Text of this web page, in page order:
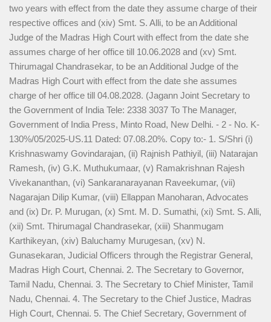
two years with effect from the date they assume charge of their
respective offices and (xiv) Smt. S. Alli, to be an Additional
Judge of the Madras High Court with effect from the date she
assumes charge of her office till 10.06.2028 and (xv) Smt.
Thirumagal Chandrasekar, to be an Additional Judge of the
Madras High Court with effect from the date she assumes
charge of her office till 04.08.2028. (Jagann Joint Secretary to
the Government of India Tele: 2338 3037 To The Manager,
Government of India Press, Minto Road, New Delhi. - 2 - No. K-
130%/05/2025-US.11 Dated: 07.08.20%. Copy to:- 1. S/Shri (i)
Krishnaswamy Govindarajan, (ii) Rajnish Pathiyil, (iii) Natarajan
Ramesh, (iv) G.K. Muthukumaar, (v) Ramakrishnan Rajesh
Vivekananthan, (vi) Sankaranarayanan Raveekumar, (vii)
Nagarajan Dilip Kumar, (viii) Ellappan Manoharan, Advocates
and (ix) Dr. P. Murugan, (x) Smt. M. D. Sumathi, (xi) Smt. S. Alli,
(xii) Smt. Thirumagal Chandrasekar, (xiii) Shanmugam
Karthikeyan, (xiv) Baluchamy Murugesan, (xv) N.
Gunasekaran, Judicial Officers through the Registrar General,
Madras High Court, Chennai. 2. The Secretary to Governor,
Tamil Nadu, Chennai. 3. The Secretary to Chief Minister, Tamil
Nadu, Chennai. 4. The Secretary to the Chief Justice, Madras
High Court, Chennai. 5. The Chief Secretary, Government of